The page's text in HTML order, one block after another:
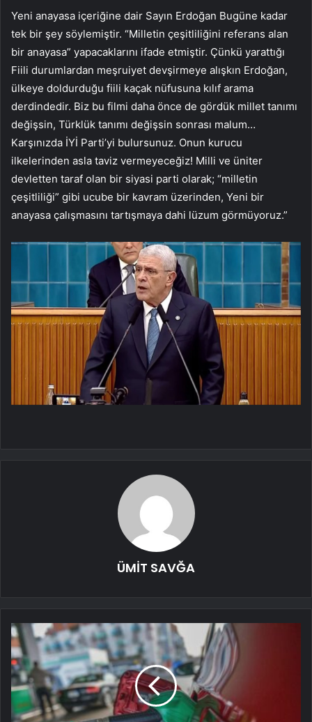
Yeni anayasa içeriğine dair Sayın Erdoğan Bugüne kadar
tek bir şey söylemiştir. “Milletin çeşitliliğini referans alan
bir anayasa” yapacaklarını ifade etmiştir. Çünkü yarattığı
Fiili durumlardan meşruiyet devşirmeye alışkın Erdoğan,
ülkeye doldurduğu fiili kaçak nüfusuna kılıf arama
derdindedir. Biz bu filmi daha önce de gördük millet tanımı
değişsin, Türklük tanımı değişsin sonrası malum…
Karşınızda İYİ Parti’yi bulursunuz. Onun kurucu
ilkelerinden asla taviz vermeyeceğiz! Milli ve üniter
devletten taraf olan bir siyasi parti olarak; “milletin
çeşitliliği” gibi ucube bir kavram üzerinden, Yeni bir
anayasa çalışmasını tartışmaya dahi lüzum görmüyoruz.”
ÜMİT SAVĞA